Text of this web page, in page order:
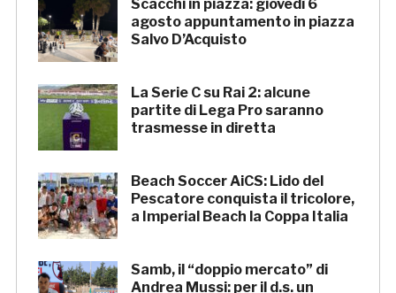
Scacchi in piazza: giovedì 6
agosto appuntamento in piazza
Salvo D’Acquisto
La Serie C su Rai 2: alcune
partite di Lega Pro saranno
trasmesse in diretta
Beach Soccer AiCS: Lido del
Pescatore conquista il tricolore,
a Imperial Beach la Coppa Italia
Samb, il “doppio mercato” di
Andrea Mussi: per il d.s. un